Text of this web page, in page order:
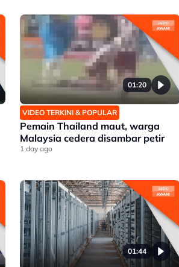
01:20
VIDEO TERKINI & POPULAR
Pemain Thailand maut, warga
Malaysia cedera disambar petir
1 day ago
01:44